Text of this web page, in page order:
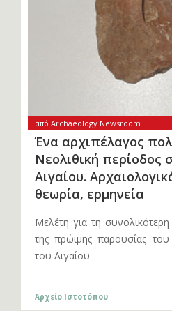
από Archaeology Newsroom
Ένα αρχιπέλαγος
Nεολιθική περίοδος
Αιγαίου.
θεωρία, ερμηνεία
Μελέτη για τη
της πρώιμης παρουσίας
του Αιγαίου
Αρχείο Ιστοτόπου